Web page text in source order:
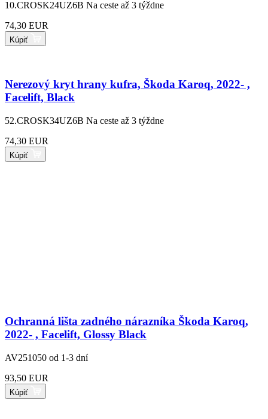
10.CROSK24UZ6B Na ceste až 3 týždne
74,30 EUR
Kúpiť
Nerezový kryt hrany kufra, Škoda Karoq, 2022- ,
Facelift, Black
52.CROSK34UZ6B Na ceste až 3 týždne
74,30 EUR
Kúpiť
Ochranná lišta zadného nárazníka Škoda Karoq,
2022- , Facelift, Glossy Black
AV251050 od 1-3 dní
93,50 EUR
Kúpiť